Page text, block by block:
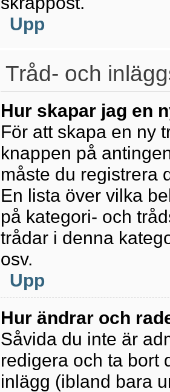
Upp
Tråd- och
Hur skapar jag en
För att skapa en ny
knappen på
måste du registrera
En lista över vilka
på kategori- och
trådar i denna
osv.
Upp
Hur ändrar och
Såvida du inte är
redigera och ta bort
inlägg (ibland bara